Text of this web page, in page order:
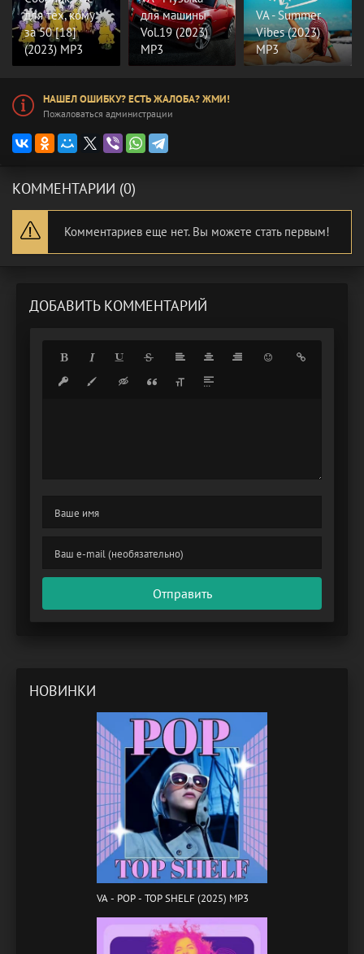
для тех, кому
за 50 [18]
(2023) MP3
для машины
Vol.19 (2023)
MP3
VA - Summer
Vibes (2023)
MP3
НАШЕЛ ОШИБКУ? ЕСТЬ ЖАЛОБА? ЖМИ!
Пожаловаться администрации
КОММЕНТАРИИ (0)
Комментариев еще нет. Вы можете стать первым!
ДОБАВИТЬ КОММЕНТАРИЙ
Отправить
НОВИНКИ
VA - POP - TOP SHELF (2025) MP3